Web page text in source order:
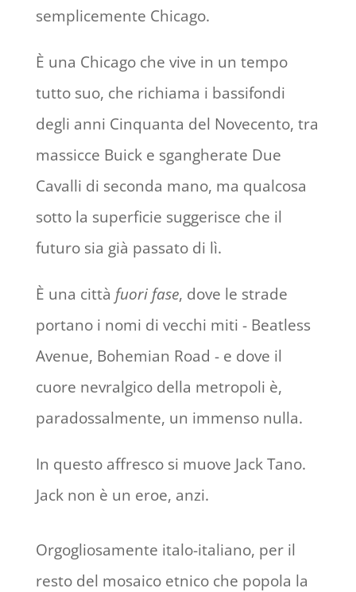
semplicemente Chicago.
È una Chicago che vive in un tempo
tutto suo, che richiama i bassifondi
degli anni Cinquanta del Novecento, tra
massicce Buick e sgangherate Due
Cavalli di seconda mano, ma qualcosa
sotto la superficie suggerisce che il
futuro sia già passato di lì.
È una città fuori fase, dove le strade
portano i nomi di vecchi miti - Beatless
Avenue, Bohemian Road - e dove il
cuore nevralgico della metropoli è,
paradossalmente, un immenso nulla.
In questo affresco si muove Jack Tano.
Jack non è un eroe, anzi.
Orgogliosamente italo-italiano, per il
resto del mosaico etnico che popola la